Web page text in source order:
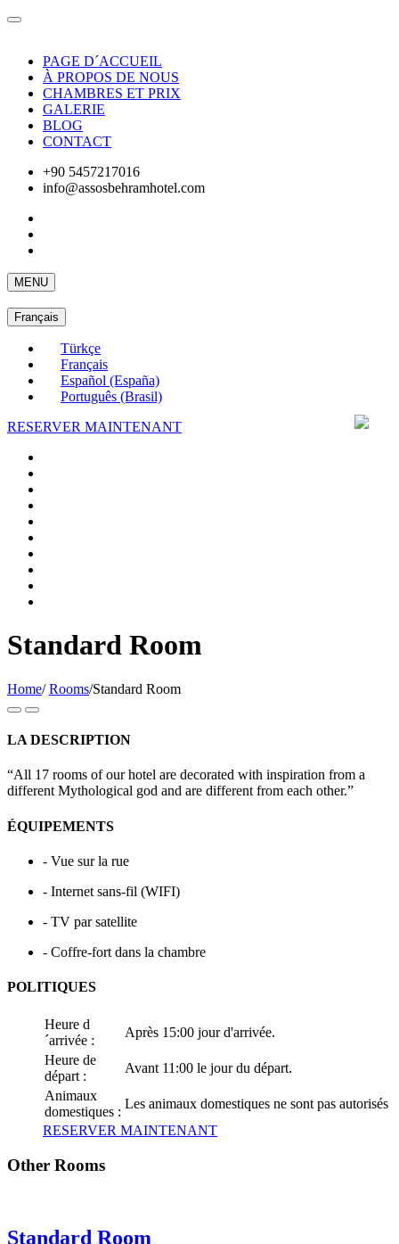
PAGE D´ACCUEIL
À PROPOS DE NOUS
CHAMBRES ET PRIX
GALERIE
BLOG
CONTACT
+90 5457217016
info@assosbehramhotel.com
MENU
Français
Türkçe
Français
Español (España)
Português (Brasil)
RESERVER MAINTENANT
Standard Room
Home/ Rooms/Standard Room
LA DESCRIPTION
“All 17 rooms of our hotel are decorated with inspiration from a
different Mythological god and are different from each other.”
ÉQUIPEMENTS
- Vue sur la rue
- Internet sans-fil (WIFI)
- TV par satellite
- Coffre-fort dans la chambre
POLITIQUES
Heure d
´arrivée :
Après 15:00 jour d'arrivée.
Heure de
départ :
Avant 11:00 le jour du départ.
Animaux
domestiques :
Les animaux domestiques ne sont pas autorisés
RESERVER MAINTENANT
Other Rooms
Standard Room